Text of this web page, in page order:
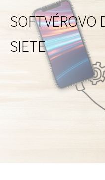
SOFTVÉROVO
SIETE